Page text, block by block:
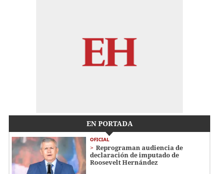
EN PORTADA
OFICIAL
Reprograman audiencia de
declaración de imputado de
Roosevelt Hernández